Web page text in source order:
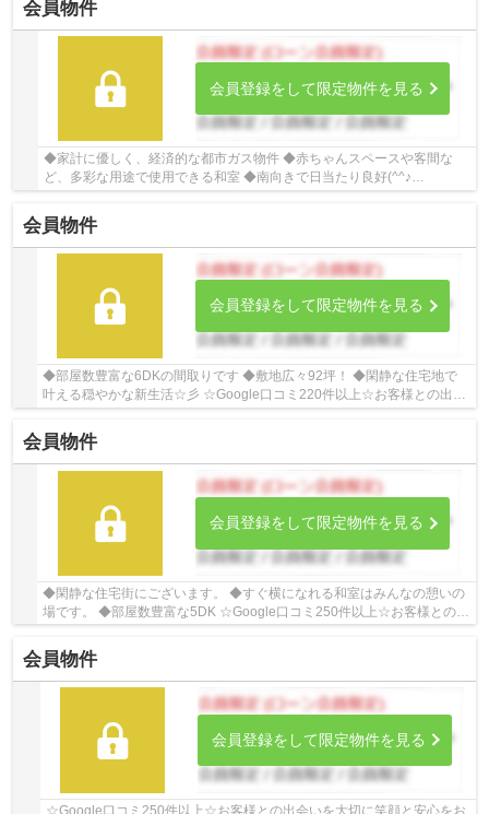
会員物件
会員登録をして限定物件を見る
◆家計に優しく、経済的な都市ガス物件 ◆赤ちゃんスペースや客間な
ど、多彩な用途で使用できる和室 ◆南向きで日当たり良好(^^♪
☆Google口コミ220件以上☆お客様との出会いを大切に笑顔...
会員物件
会員登録をして限定物件を見る
◆部屋数豊富な6DKの間取りです ◆敷地広々92坪！ ◆閑静な住宅地で
叶える穏やかな新生活☆彡 ☆Google口コミ220件以上☆お客様との出会
いを大切に笑顔と安心をお届けします。【お客様から...
会員物件
会員登録をして限定物件を見る
◆閑静な住宅街にございます。 ◆すぐ横になれる和室はみんなの憩いの
場です。 ◆部屋数豊富な5DK ☆Google口コミ250件以上☆お客様との出
会員物件
会員登録をして限定物件を見る
☆Google口コミ250件以上☆お客様との出会いを大切に笑顔と安心をお